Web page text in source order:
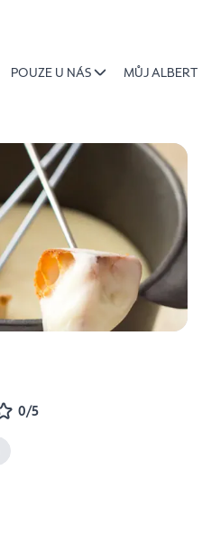
POUZE U NÁS MŮJ ALBERT
0/5